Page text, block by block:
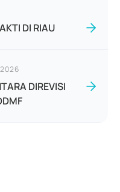
DI RIAU
DIREVISI